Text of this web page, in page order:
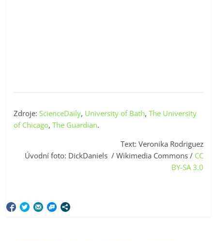
Zdroje:ScienceDaily, University of Bath,The University
of Chicago,The Guardian.
Text: Veronika Rodriguez
Úvodní foto: DickDaniels / Wikimedia Commons / CC
BY-SA 3.0